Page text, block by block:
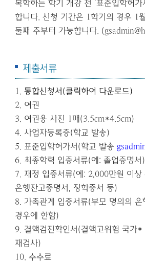
복학하는 학기 개강 전 ‘표준입학허
합니다. 신청 기간은 1학기의 경우 1
둘째 주부터 가능합니다.
제출서류
1.통합신청서 (클릭하여 다운로드)
2. 여권
3. 여권용 사진 1매(3.5cm*4.5cm)
4. 사업자등록증(학교 발송)
5.표준입학허가서 (학교 발송
6. 최종학력 입증서류(예:졸업증명서 )
7. 재정 입증서류(예: 2,000만원 이상
은행잔고증명서 , 장학증서 등)
8. 가족관계 입증서류(부모 명의의 은
경우에 한함)
9. 결핵검진확인서 (결핵고위험 국가*
재검사)
10.수수료